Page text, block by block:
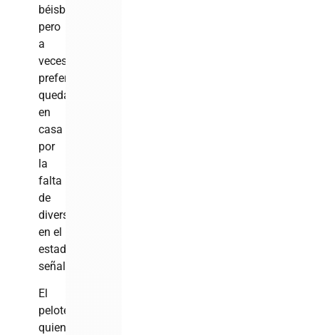
béisbol,
pero
a
veces
preferimos
quedarnos
en
casa
por
la
falta
de
diversión
en el
estadio»,
señaló.
El
pelotero,
quien